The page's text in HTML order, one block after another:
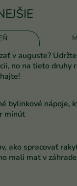
v auguste?
no na tieto druhy
bylinkové nápoje,
minút
ako spracovať
mali mať v záhrade